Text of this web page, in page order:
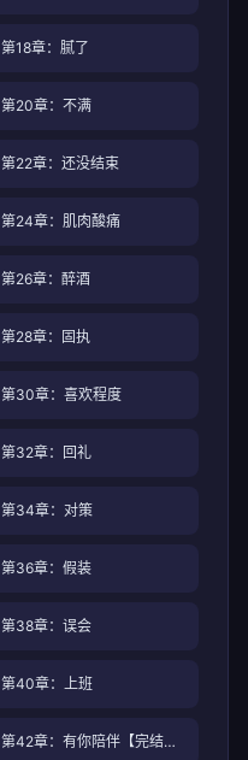
第18章：腻了
第20章：不满
第22章：还没结束
第24章：肌肉酸痛
第26章：醉酒
第28章：固执
第30章：喜欢程度
第32章：回礼
第34章：对策
第36章：假装
第38章：误会
第40章：上班
第42章：有你陪伴【完结】九瞳鼠的能力